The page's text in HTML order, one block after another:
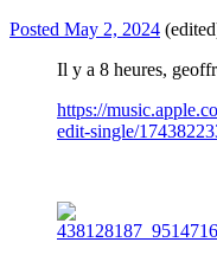
Posted May 2, 2024
Il y a 8 heures,
https://
edit-single/